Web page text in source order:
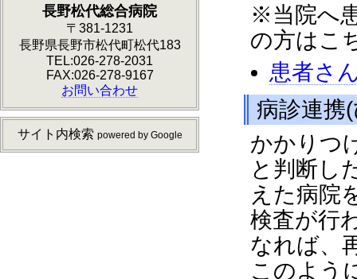
※当院へ
の方はこ
患者さ
病診連携
かかりつ
と判断し
えた病院
検査が行
なれば、
このよう
長野松代総合病院
〒381-1231
長野県長野市松代町松代183
TEL:026-278-2031
FAX:026-278-9167
お問い合わせ
サイト内検索 powered by Google